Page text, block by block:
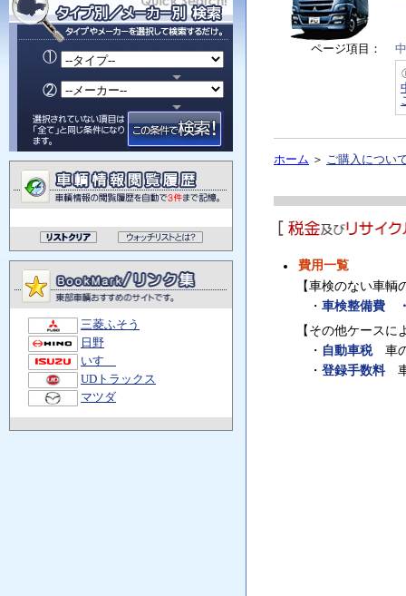
ページ項目：
ホーム ＞ ご購入につい
費用一覧
【車検のない車輌
・ 車検整備費
【その他ケースに
・ 自動車税車の
・ 登録手数料車
三菱ふそう
日野
いすゞ
UDトラックス
マツダ